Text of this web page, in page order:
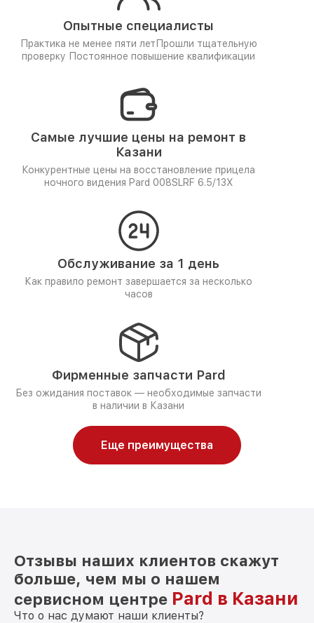
Опытные специалисты
Практика не менее пяти лет Прошли тщательную
проверку Постоянное повышение квалификации
Самые лучшие цены на ремонт в
Казани
Конкурентные цены на восстановление прицела
ночного видения Pard 008SLRF 6.5/13X
Обслуживание за 1 день
Как правило ремонт завершается за несколько
часов
Фирменные запчасти Pard
Без ожидания поставок — необходимые запчасти
в наличии в Казани
Еще преимущества
Отзывы наших клиентов скажут
больше, чем мы о нашем
сервисном центре Pard в Казани
Что о нас думают наши клиенты?